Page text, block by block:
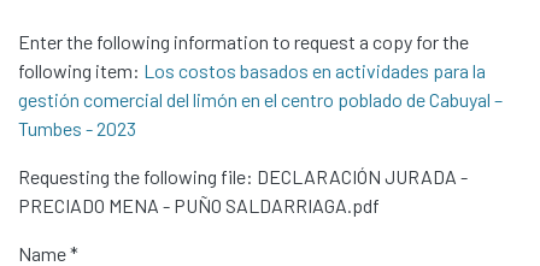
Enter the following information to request a copy for the
following item: Los costos basados en actividades para la
gestión comercial del limón en el centro poblado de Cabuyal –
Tumbes - 2023
Requesting the following file: DECLARACIÓN JURADA -
PRECIADO MENA - PUÑO SALDARRIAGA.pdf
Name *